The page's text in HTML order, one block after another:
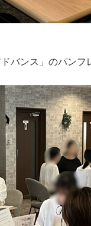
ンス」のパンフ